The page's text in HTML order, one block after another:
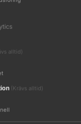
från RefectoCil
alltid)
(Krävs alltid)